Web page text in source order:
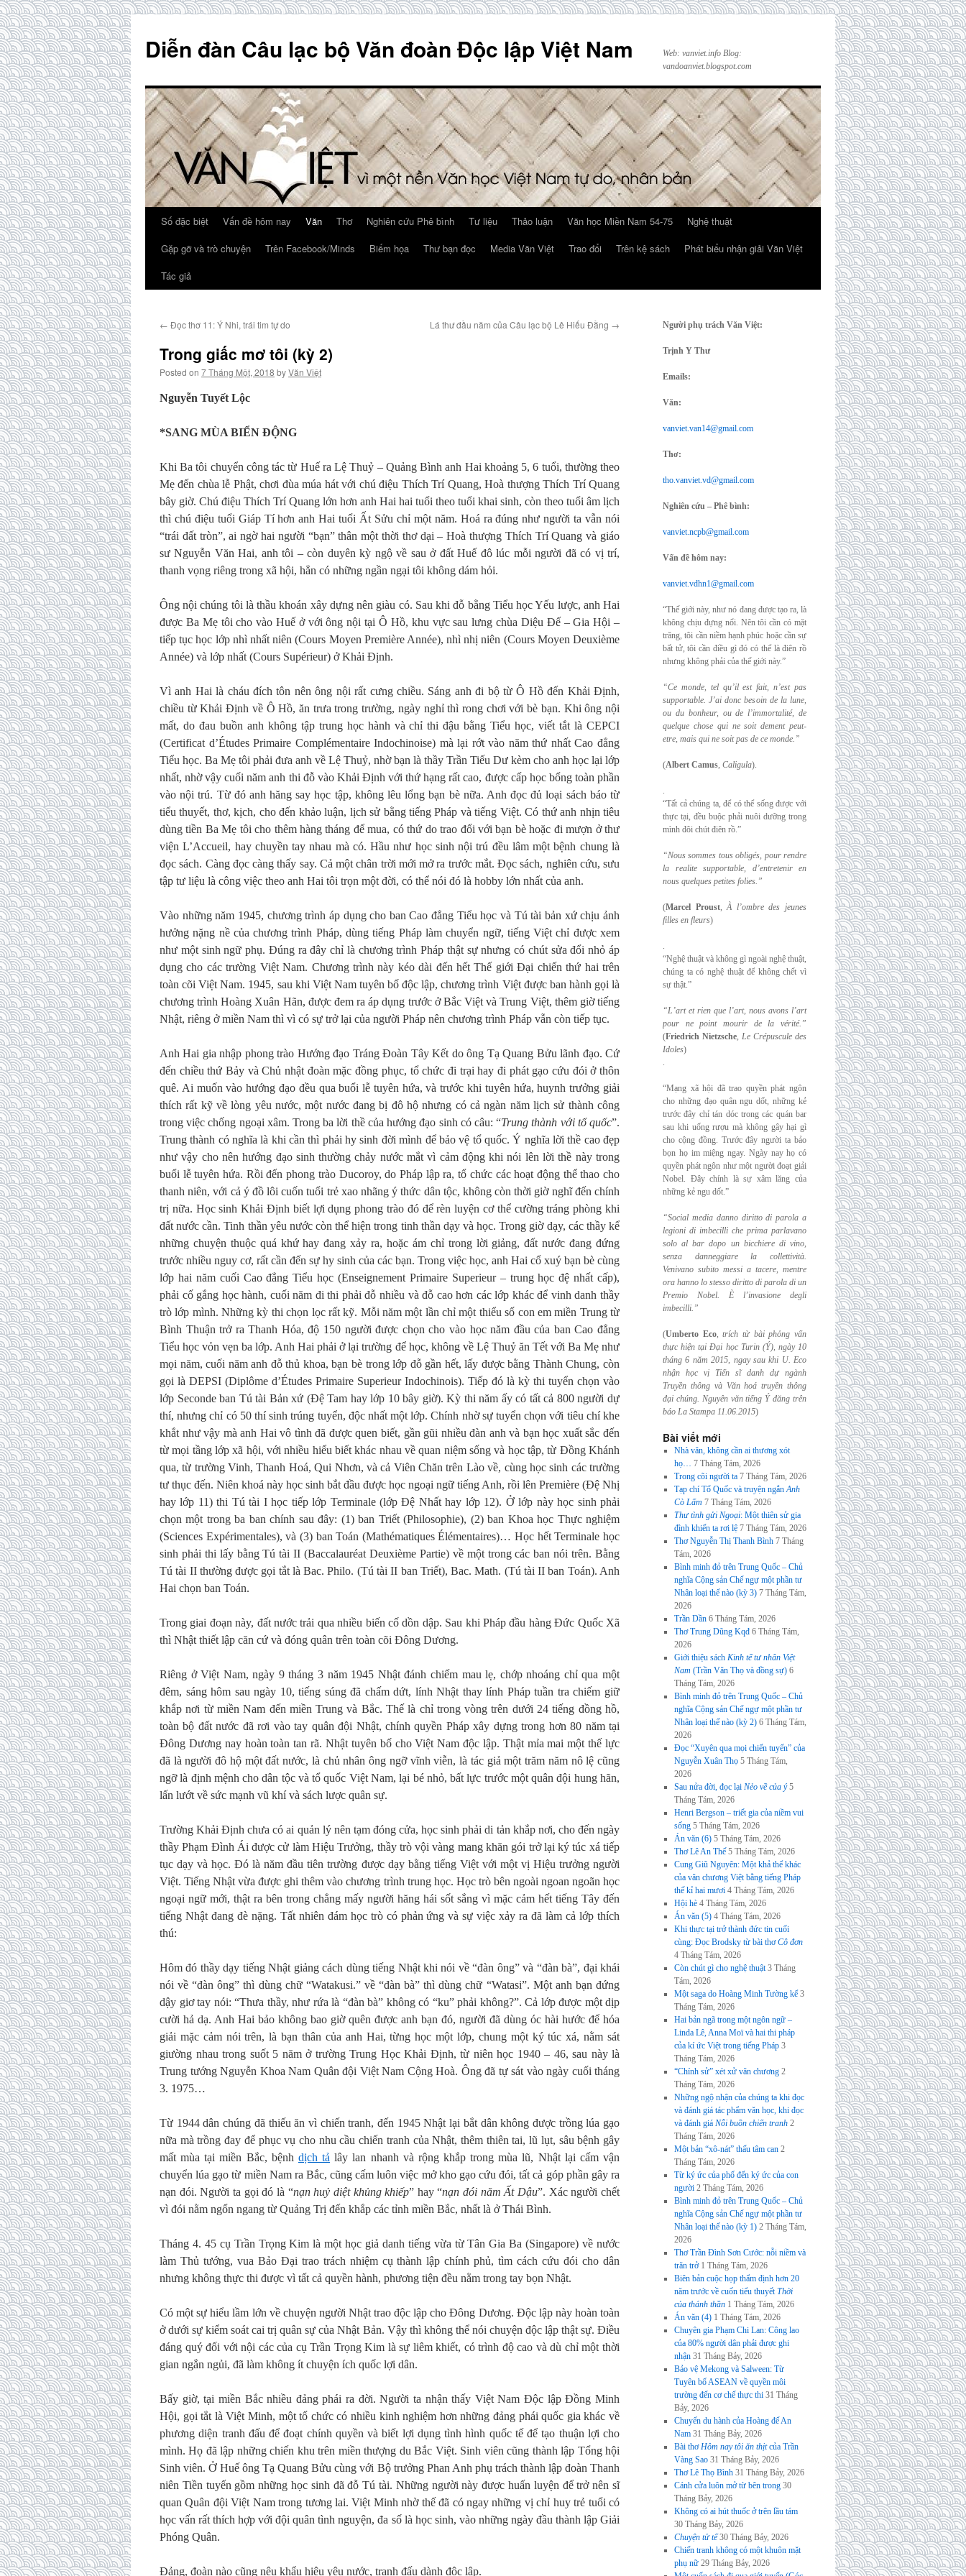
content
Diễn đàn Câu lạc bộ Văn đoàn Độc lập Việt Nam
Web: vanviet.info Blog:
vandoanviet.blogspot.com
Số đặc biệt Vấn đề hôm nay Văn Thơ Nghiên cứu Phê bình Tư liệu Thảo luận Văn học Miền Nam 54-75
Nghệ thuật
Gặp gỡ và trò chuyện
Trên Facebook/Minds Biếm họa Thư bạn đọc Media Văn Việt Trao đổi Trên kệ sách
Phát biểu nhận giải Văn Việt
Tác giả
← Đọc thơ 11: Ý Nhi, trái tim tự do Lá thư đầu năm của Câu lạc bộ Lê Hiếu Đằng →
Trong giấc mơ tôi (kỳ 2)
Posted on 7 Tháng Một, 2018 byVăn Việt
Nguyễn Tuyết Lộc
*SANG MÙA BIỂN ĐỘNG
Khi Ba tôi chuyển công tác từ Huế ra Lệ Thuỷ – Quảng Bình anh Hai khoảng 5, 6 tuổi, thường theo
Mẹ đến chùa lễ Phật, chơi đùa múa hát với chú điệu Thích Trí Quang, Hoà thượng Thích Trí Quang
bây giờ. Chú điệu Thích Trí Quang lớn hơn anh Hai hai tuổi theo tuổi khai sinh, còn theo tuổi âm lịch
thì chú điệu tuổi Giáp Tí hơn anh Hai tuổi Ất Sửu chỉ một năm. Hoá ra đúng như người ta vẫn nói
“trái đất tròn”, ai ngờ hai người “bạn” thân một thời thơ dại – Hoà thượng Thích Trí Quang và giáo
sư Nguyễn Văn Hai, anh tôi – còn duyên kỳ ngộ về sau ở đất Huế đô lúc mỗi người đã có vị trí,
thanh vọng riêng trong xã hội, hẳn có những ngần ngại tôi không dám hỏi.
Ông nội chúng tôi là thầu khoán xây dựng nên giàu có. Sau khi đỗ bằng Tiểu học Yếu lược, anh Hai
được Ba Mẹ tôi cho vào Huế ở với ông nội tại Ô Hồ, khu vực sau lưng chùa Diệu Đế – Gia Hội –
tiếp tục học lớp nhì nhất niên (Cours Moyen Première Année), nhì nhị niên (Cours Moyen Deuxième
Année) và lớp nhất (Cours Supérieur) ở Khải Định.
Vì anh Hai là cháu đích tôn nên ông nội rất cưng chiều. Sáng anh đi bộ từ Ô Hồ đến Khải Định,
chiều từ Khải Định về Ô Hồ, ăn trưa trong trường, ngày nghỉ thì rong chơi với bè bạn. Khi ông nội
mất, do đau buồn anh không tập trung học hành và chỉ thi đậu bằng Tiểu học, viết tắt là CEPCI
(Certificat d’Études Primaire Complémentaire Indochinoise) mà lại rớt vào năm thứ nhất Cao đẳng
Tiểu học. Ba Mẹ tôi phải đưa anh về Lệ Thuỷ, nhờ bạn là thầy Trần Tiếu Dư kèm cho anh học lại lớp
nhất, nhờ vậy cuối năm anh thi đỗ vào Khải Định với thứ hạng rất cao, được cấp học bổng toàn phần
vào nội trú. Từ đó anh hăng say học tập, không lêu lổng bạn bè nữa. Anh đọc đủ loại sách báo từ
tiểu thuyết, thơ, kịch, cho đến khảo luận, lịch sử bằng tiếng Pháp và tiếng Việt. Có thứ anh nhịn tiêu
dùng tiền Ba Mẹ tôi cho thêm hàng tháng để mua, có thứ do trao đổi với bạn bè hoặc đi mượn ở thư
viện L’Accueil, hay chuyền tay nhau mà có. Hầu như học sinh nội trú đều lâm một bệnh chung là
đọc sách. Càng đọc càng thấy say. Cả một chân trời mới mở ra trước mắt. Đọc sách, nghiên cứu, sưu
tập tư liệu là công việc theo anh Hai tôi trọn một đời, có thể nói đó là hobby lớn nhất của anh.
Vào những năm 1945, chương trình áp dụng cho ban Cao đẳng Tiểu học và Tú tài bản xứ chịu ảnh
hưởng nặng nề của chương trình Pháp, dùng tiếng Pháp làm chuyển ngữ, tiếng Việt chỉ được xem
như một sinh ngữ phụ. Đúng ra đây chỉ là chương trình Pháp thật sự nhưng có chút sửa đổi nhỏ áp
dụng cho các trường Việt Nam. Chương trình này kéo dài đến hết Thế giới Đại chiến thứ hai trên
toàn cõi Việt Nam. 1945, sau khi Việt Nam tuyên bố độc lập, chương trình Việt được ban hành gọi là
chương trình Hoàng Xuân Hãn, được đem ra áp dụng trước ở Bắc Việt và Trung Việt, thêm giờ tiếng
Nhật, riêng ở miền Nam thì vì có sự trở lại của người Pháp nên chương trình Pháp vẫn còn tiếp tục.
Anh Hai gia nhập phong trào Hướng đạo Tráng Đoàn Tây Kết do ông Tạ Quang Bửu lãnh đạo. Cứ
đến chiều thứ Bảy và Chủ nhật đoàn mặc đồng phục, tổ chức đi trại hay đi phát gạo cứu đói ở thôn
quê. Ai muốn vào hướng đạo đều qua buổi lễ tuyên hứa, và trước khi tuyên hứa, huynh trưởng giải
thích rất kỹ về lòng yêu nước, một nước đang bị đô hộ nhưng có cả ngàn năm lịch sử thành công
trong việc chống ngoại xâm. Trong ba lời thề của hướng đạo sinh có câu: “Trung thành với tổ quốc”.
Trung thành có nghĩa là khi cần thì phải hy sinh đời mình để bảo vệ tổ quốc. Ý nghĩa lời thề cao đẹp
như vậy cho nên hướng đạo sinh thường chảy nước mắt vì cảm động khi nói lên lời thề này trong
buổi lễ tuyên hứa. Rồi đến phong trào Ducoroy, do Pháp lập ra, tổ chức các hoạt động thể thao cho
thanh niên, với cả ý đồ lôi cuốn tuổi trẻ xao nhãng ý thức dân tộc, không còn thời giờ nghĩ đến chính
trị nữa. Học sinh Khải Định biết lợi dụng phong trào đó để rèn luyện cơ thể cường tráng phòng khi
đất nước cần. Tinh thần yêu nước còn thể hiện trong tinh thần dạy và học. Trong giờ dạy, các thầy kể
những chuyện thuộc quá khứ hay đang xảy ra, hoặc ám chỉ trong lời giảng, đất nước đang đứng
trước nhiều nguy cơ, rất cần đến sự hy sinh của các bạn. Trong việc học, anh Hai cổ xuý bạn bè cùng
lớp hai năm cuối Cao đẳng Tiểu học (Enseignement Primaire Superieur – trung học đệ nhất cấp),
phải cố gắng học hành, cuối năm đi thi phải đỗ nhiều và đỗ cao hơn các lớp khác để vinh danh thầy
trò lớp mình. Những kỳ thi chọn lọc rất kỹ. Mỗi năm một lần chỉ một thiểu số con em miền Trung từ
Bình Thuận trở ra Thanh Hóa, độ 150 người được chọn cho vào học năm đầu của ban Cao đẳng
Tiểu học vỏn vẹn ba lớp. Anh Hai phải ở lại trường để học, không về Lệ Thuỷ ăn Tết với Ba Mẹ như
mọi năm, cuối năm anh đỗ thủ khoa, bạn bè trong lớp đỗ gần hết, lấy được bằng Thành Chung, còn
gọi là DEPSI (Diplôme d’Études Primaire Superieur Indochinois). Tiếp đó là kỳ thi tuyển chọn vào
lớp Seconde ban Tú tài Bản xứ (Đệ Tam hay lớp 10 bây giờ). Kỳ thi năm ấy có tất cả 800 người dự
thí, nhưng chỉ có 50 thí sinh trúng tuyển, độc nhất một lớp. Chính nhờ sự tuyển chọn với tiêu chí khe
khắt như vậy mà anh Hai vô tình đã được quen biết, gần gũi nhiều đàn anh và bạn học xuất sắc đến
từ mọi tầng lớp xã hội, với nhiều hiểu biết khác nhau về quan niệm sống và học tập, từ Đồng Khánh
qua, từ trường Vinh, Thanh Hoá, Qui Nhơn, và cả Viên Chăn trên Lào về, cùng học sinh các trường
tư thục đến. Niên khoá này học sinh bắt đầu được học ngoại ngữ tiếng Anh, rồi lên Première (Đệ Nhị
hay lớp 11) thi Tú tài I học tiếp lớp Terminale (lớp Đệ Nhất hay lớp 12). Ở lớp này học sinh phải
chọn một trong ba ban chính sau đây: (1) ban Triết (Philosophie), (2) ban Khoa học Thực nghiệm
(Sciences Expérimentales), và (3) ban Toán (Mathématiques Élémentaires)… Học hết Terminale học
sinh phải thi lấy bằng Tú tài II (Baccalauréat Deuxième Partie) về một trong các ban nói trên. Bằng
Tú tài II thường được gọi tắt là Bac. Philo. (Tú tài II ban Triết), Bac. Math. (Tú tài II ban Toán). Anh
Hai chọn ban Toán.
Trong giai đoạn này, đất nước trải qua nhiều biến cố dồn dập. Sau khi Pháp đầu hàng Đức Quốc Xã
thì Nhật thiết lập căn cứ và đóng quân trên toàn cõi Đông Dương.
Riêng ở Việt Nam, ngày 9 tháng 3 năm 1945 Nhật đánh chiếm mau lẹ, chớp nhoáng chỉ qua một
đêm, sáng hôm sau ngày 10, tiếng súng đã chấm dứt, lính Nhật thay lính Pháp tuần tra chiếm giữ
khắp nơi từ miền Nam đến miền Trung và Bắc. Thế là chỉ trong vòng trên dưới 24 tiếng đồng hồ,
toàn bộ đất nước đã rơi vào tay quân đội Nhật, chính quyền Pháp xây dựng trong hơn 80 năm tại
Đông Dương nay hoàn toàn tan rã. Nhật tuyên bố cho Việt Nam độc lập. Thật mỉa mai một thế lực
đã là người đô hộ một đất nước, là chủ nhân ông ngỡ vĩnh viễn, là tác giả một trăm năm nô lệ cũng
ngỡ là định mệnh cho dân tộc và tổ quốc Việt Nam, lại bé nhỏ, bất lực trước một quân đội hung hãn,
lấn lướt về sức mạnh vũ khí và sách lược quân sự.
Trường Khải Định chưa có ai quản lý nên tạm đóng cửa, học sinh phải di tản khắp nơi, cho đến ngày
thầy Phạm Đình Ái được cử làm Hiệu Trưởng, thầy trò vội vàng mang khăn gói trở lại ký túc xá tiếp
tục dạy và học. Đó là năm đầu tiên trường được dạy bằng tiếng Việt với một vị Hiệu trưởng người
Việt. Tiếng Nhật vừa được ghi thêm vào chương trình trung học. Học trò bên ngoài ngoan ngoãn học
ngoại ngữ mới, thật ra bên trong chẳng mấy người hăng hái sốt sắng vì mặc cảm hết tiếng Tây đến
tiếng Nhật đang đè nặng. Tất nhiên đám học trò có phản ứng và sự việc xảy ra đã làm cả lớp thích
thú:
Hôm đó thầy dạy tiếng Nhật giảng cách dùng tiếng Nhật khi nói về “đàn ông” và “đàn bà”, đại khái
nói về “đàn ông” thì dùng chữ “Watakusi.” về “đàn bà” thì dùng chữ “Watasi”. Một anh bạn đứng
dậy giơ tay nói: “Thưa thầy, như rứa là “đàn bà” không có “ku” phải không?”. Cả lớp được một dịp
cười hả dạ. Anh Hai bảo không bao giờ quên được anh bạn đó, người đã dùng óc hài hước để hóa
giải mặc cảm nói trên, là bạn thân của anh Hai, từng học một lớp, chung một ký túc xá, nằm sát
giường nhau trong suốt 5 năm ở trường Trung Học Khải Định, từ niên học 1940 – 46, sau này là
Trung tướng Nguyễn Khoa Nam Quân đội Việt Nam Cộng Hoà. Ông đã tự sát vào ngày cuối tháng
3. 1975…
Từ 1944 dân chúng đã thiếu ăn vì chiến tranh, đến 1945 Nhật lại bắt dân không được trồng lúa gạo
nữa mà trồng đay để phục vụ cho nhu cầu chiến tranh của Nhật, thêm thiên tai, lũ lụt, sâu bệnh gây
mất mùa tại miền Bắc, bệnh dịch tả lây lan nhanh và rộng khắp trong mùa lũ, Nhật lại cấm vận
chuyển lúa gạo từ miền Nam ra Bắc, cũng cấm luôn việc mở kho gạo cứu đói, tất cả góp phần gây ra
nạn đói. Người ta gọi đó là “nạn huỷ diệt khủng khiếp” hay “nạn đói năm Ất Dậu”. Xác người chết
vì đói nằm ngổn ngang từ Quảng Trị đến khắp các tỉnh miền Bắc, nhất là ở Thái Bình.
Tháng 4. 45 cụ Trần Trọng Kim là một học giả danh tiếng vừa từ Tân Gia Ba (Singapore) về nước
làm Thủ tướng, vua Bảo Đại trao trách nhiệm cụ thành lập chính phủ, tìm cách cứu đói cho dân
nhưng không thực thi được vì tất cả quyền hành, phương tiện đều nằm trong tay bọn Nhật.
Có một sự hiểu lầm lớn về chuyện người Nhật trao độc lập cho Đông Dương. Độc lập này hoàn toàn
ở dưới sự kiểm soát cai trị quân sự của Nhật Bản. Vậy thì không thể nói chuyện độc lập thật sự. Điều
đáng quý đối với nội các của cụ Trần Trọng Kim là sự liêm khiết, có trình độ cao và dù chỉ một thời
gian ngắn ngủi, đã làm không ít chuyện ích quốc lợi dân.
Bấy giờ, tại miền Bắc nhiều đảng phái ra đời. Người ta nhận thấy Việt Nam Độc lập Đồng Minh
Hội, gọi tắt là Việt Minh, một tổ chức có nhiều kinh nghiệm hơn những đảng phái quốc gia khác về
phương diện tranh đấu để đoạt chính quyền và biết lợi dụng tình hình quốc tế để tạo thuận lợi cho
mình. Họ đã lập những chiến khu trên miền thượng du Bắc Việt. Sinh viên cũng thành lập Tổng hội
Sinh viên. Ở Huế ông Tạ Quang Bửu cùng với Bộ trưởng Phan Anh phụ trách thành lập đoàn Thanh
niên Tiền tuyến gồm những học sinh đã đỗ Tú tài. Những người này được huấn luyện để trở nên sĩ
quan Quân đội Việt Nam trong tương lai. Việt Minh nhờ thế đã có ngay những vị chỉ huy trẻ tuổi có
học vấn rất thích hợp với đội quân tình nguyện, đa số là học sinh, vào những ngày đầu thành lập Giải
Phóng Quân.
Đảng, đoàn nào cũng nêu khẩu hiệu yêu nước, tranh đấu dành độc lập.
Người phụ trách Văn Việt:
Trịnh Y Thư
Emails:
Văn:
vanviet.van14@gmail.com
Thơ:
tho.vanviet.vd@gmail.com
Nghiên cứu – Phê bình:
vanviet.ncpb@gmail.com
Vấn đề hôm nay:
vanviet.vdhn1@gmail.com
“Thế giới này, như nó đang được tạo ra, là
không chịu đựng nổi. Nên tôi cần có mặt
trăng, tôi cần niềm hạnh phúc hoặc cần sự
bất tử, tôi cần điều gì đó có thể là điên rồ
nhưng không phải của thế giới này.”
“Ce monde, tel qu’il est fait, n’est pas
supportable. J’ai donc besoin de la lune,
ou du bonheur, ou de l’immortalité, de
quelque chose qui ne soit dement peut-
etre, mais qui ne soit pas de ce monde.”
(Albert Camus, Caligula).
.
“Tất cả chúng ta, để có thể sống được với
thực tại, đều buộc phải nuôi dưỡng trong
mình đôi chút điên rồ.”
“Nous sommes tous obligés, pour rendre
la realite supportable, d’entretenir en
nous quelques petites folies.”
(Marcel Proust,À l’ombre des jeunes
filles en fleurs)
.
“Nghệ thuật và không gì ngoài nghệ thuật,
chúng ta có nghệ thuật để không chết vì
sự thật.”
“L’art et rien que l’art, nous avons l’art
pour ne point mourir de la vérité.”
(Friedrich Nietzsche, Le Crépuscule des
Idoles)
.
“Mạng xã hội đã trao quyền phát ngôn
cho những đạo quân ngu dốt, những kẻ
trước đây chỉ tán dóc trong các quán bar
sau khi uống rượu mà không gây hại gì
cho cộng đồng. Trước đây người ta bảo
bọn họ im miệng ngay. Ngày nay họ có
quyền phát ngôn như một người đoạt giải
Nobel. Đây chính là sự xâm lăng của
những kẻ ngu dốt.”
“Social media danno diritto di parola a
legioni di imbecilli che prima parlavano
solo albar dopo un bicchiere di vino,
senza danneggiare la collettività.
Venivano subito messi a tacere, mentre
ora hanno lo stesso diritto di parola di un
Premio Nobel. È l’invasione degli
imbecilli.”
(Umberto Eco,trích từ bài phỏng vấn
thực hiện tại Đại học Turin (Ý), ngày 10
tháng 6 năm 2015, ngay sau khi U. Eco
nhận học vị Tiến sĩ danh dự ngành
Truyền thông và Văn hoá truyền thông
đại chúng. Nguyên văn tiếng Ý đăng trên
báo La Stampa 11.06.2015)
Bài viết mới
Nhà văn, không cần ai thương xót
họ… 7 Tháng Tám, 2026
Trong cõi người ta 7 Tháng Tám, 2026
Tạp chí Tổ Quốc và truyện ngắnAnh
Cò Lấm 7 Tháng Tám, 2026
Thư tình gửi Ngoại: Một thiên sử gia
đình khiến ta rơi lệ 7 Tháng Tám, 2026
Thơ Nguyễn Thị Thanh Bình 7 Tháng
Tám, 2026
Bình minh đỏ trên Trung Quốc – Chủ
nghĩa Cộng sản Chế ngự một phần tư
Nhân loại thế nào (kỳ 3) 7 Tháng Tám,
2026
Trần Dần 6 Tháng Tám, 2026
Thơ Trung Dũng Kqđ 6 Tháng Tám,
2026
Giới thiệu sách Kinh tế tư nhân Việt
Nam (Trần Văn Thọ và đồng sự) 6
Tháng Tám, 2026
Bình minh đỏ trên Trung Quốc – Chủ
nghĩa Cộng sản Chế ngự một phần tư
Nhân loại thế nào (kỳ 2) 6 Tháng Tám,
2026
Đọc “Xuyên qua mọi chiến tuyến” của
Nguyễn Xuân Thọ 5 Tháng Tám,
2026
Sau nửa đời, đọc lại Nẻo về của ý 5
Tháng Tám, 2026
Henri Bergson – triết gia của niềm vui
sống 5 Tháng Tám, 2026
Án văn (6) 5 Tháng Tám, 2026
Thơ Lê An Thế 5 Tháng Tám, 2026
Cung Giũ Nguyên: Một khả thể khác
của văn chương Việt bằng tiếng Pháp
thế kỉ hai mươi 4 Tháng Tám, 2026
Hội hè 4 Tháng Tám, 2026
Án văn (5) 4 Tháng Tám, 2026
Khi thực tại trở thành đức tin cuối
cùng: Đọc Brodsky từ bài thơCô đơn
4 Tháng Tám, 2026
Còn chút gì cho nghệ thuật 3 Tháng
Tám, 2026
Một saga do Hoàng Minh Tường kể 3
Tháng Tám, 2026
Hai bản ngã trong một ngôn ngữ –
Linda Lê, Anna Moï và hai thi pháp
của kí ức Việt trong tiếng Pháp 3
Tháng Tám, 2026
“Chính sử” xét xử văn chương 2
Tháng Tám, 2026
Những ngộ nhận của chúng ta khi đọc
và đánh giá tác phẩm văn học, khi đọc
và đánh giá Nỗi buồn chiến tranh 2
Tháng Tám, 2026
Một bản “xô-nát” thấu tâm can 2
Tháng Tám, 2026
Từ ký ức của phố đến ký ức của con
người 2 Tháng Tám, 2026
Bình minh đỏ trên Trung Quốc – Chủ
nghĩa Cộng sản Chế ngự một phần tư
Nhân loại thế nào (kỳ 1) 2 Tháng Tám,
2026
Thơ Trần Đình Sơn Cước: nỗi niềm và
trăn trở 1 Tháng Tám, 2026
Biên bản cuộc họp thẩm định hơn 20
năm trước về cuốn tiểu thuyếtThời
của thánh thần 1 Tháng Tám, 2026
Án văn (4) 1 Tháng Tám, 2026
Chuyên gia Phạm Chi Lan: Công lao
của 80% người dân phải được ghi
nhận 31 Tháng Bảy, 2026
Bảo vệ Mekong và Salween: Từ
Tuyên bố ASEAN về quyền môi
trường đến cơ chế thực thi 31 Tháng
Bảy, 2026
Chuyến du hành của Hoàng đế An
Nam 31 Tháng Bảy, 2026
Bài thơHôm nay tôi ăn thịtcủa Trần
Vàng Sao 31 Tháng Bảy, 2026
Thơ Lê Thọ Bình 31 Tháng Bảy, 2026
Cánh cửa luôn mở từ bên trong 30
Tháng Bảy, 2026
Không có ai hút thuốc ở trên lầu tám
30 Tháng Bảy, 2026
Chuyện tử tế 30 Tháng Bảy, 2026
Chiến tranh không có một khuôn mặt
phụ nữ 29 Tháng Bảy, 2026